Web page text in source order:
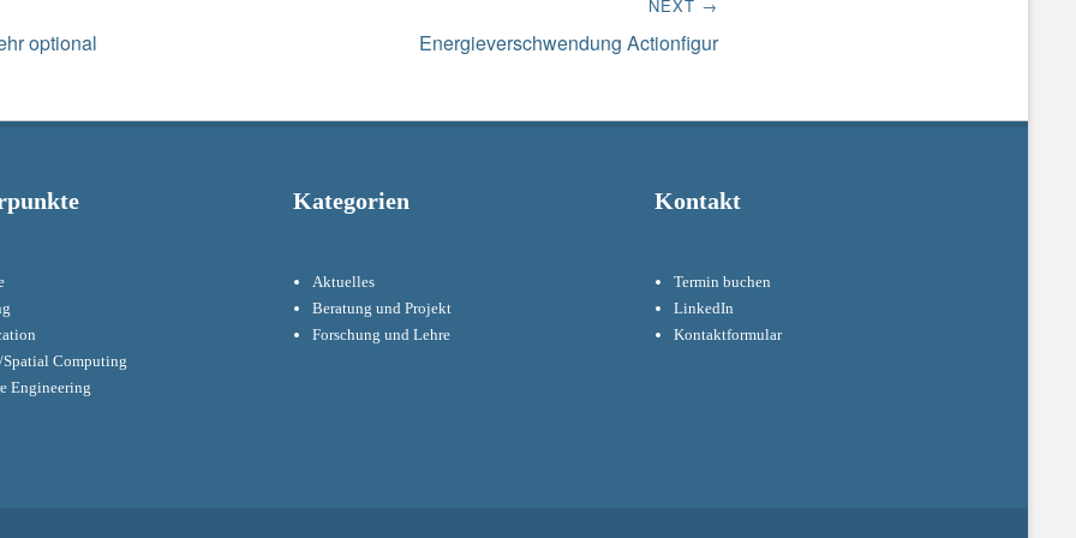
optional
NEXT →
Energieverschwendung Actionfigur
Computing
Engineering
Kategorien
Aktuelles
Beratung und Projekt
Forschung und Lehre
Kontakt
Termin buchen
LinkedIn
Kontaktformular